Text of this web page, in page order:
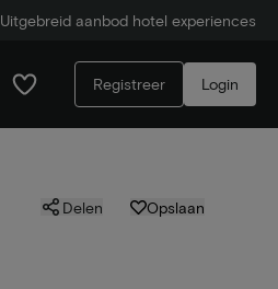
Uitgebreid aanbod hotel experiences
Registreer Login
Delen Opslaan